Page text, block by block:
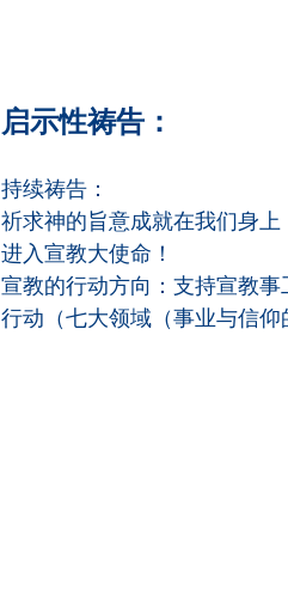
启示性祷告：
持续祷告：
祈求神的旨意成就在我们身
进入宣教大使命！
宣教的行动方向：支持宣教
行动（七大领域（事业与信仰